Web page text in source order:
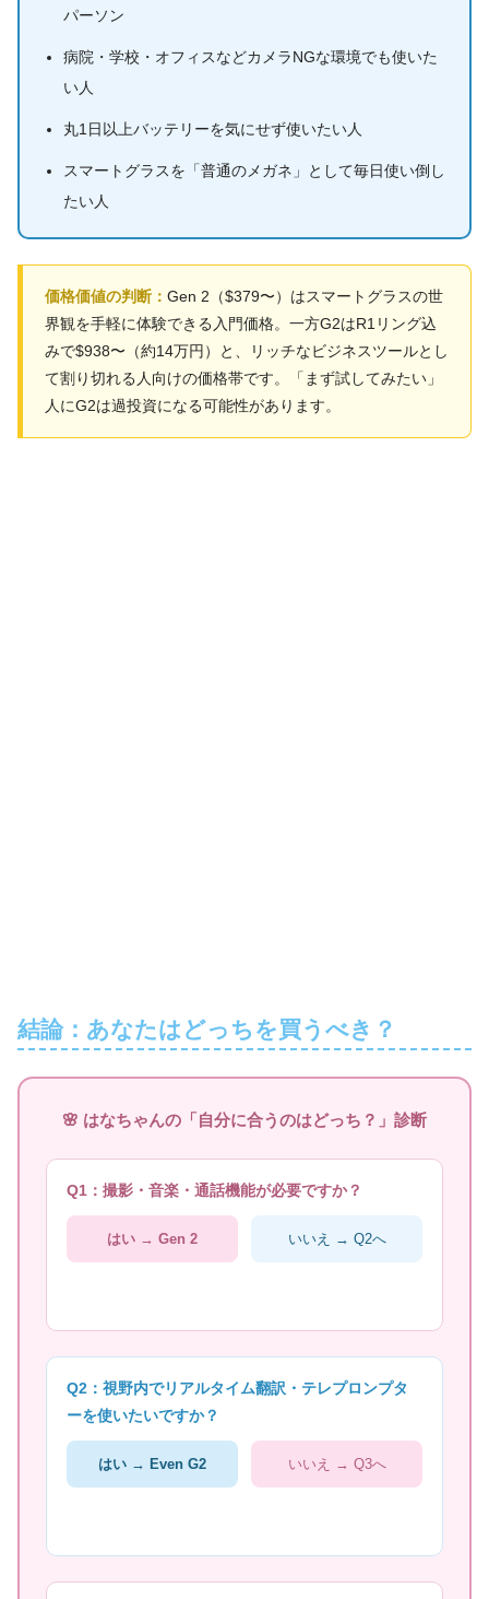
パーソン
病院・学校・オフィスなどカメラNGな環境でも使いた
い人
丸1日以上バッテリーを気にせず使いたい人
スマートグラスを「普通のメガネ」として毎日使い倒し
たい人
価格価値の判断： Gen 2（$379〜）はスマートグラスの世
界観を手軽に体験できる入門価格。一方G2はR1リング込
みで$938〜（約14万円）と、リッチなビジネスツールとし
て割り切れる人向けの価格帯です。「まず試してみたい」
人にG2は過投資になる可能性があります。
結論：あなたはどっちを買うべき？
🌸 はなちゃんの「自分に合うのはどっち？」診断
Q1：撮影・音楽・通話機能が必要ですか？
はい → Gen 2 いいえ → Q2へ
Q2：視野内でリアルタイム翻訳・テレプロンプタ
ーを使いたいですか？
はい → Even G2 いいえ → Q3へ